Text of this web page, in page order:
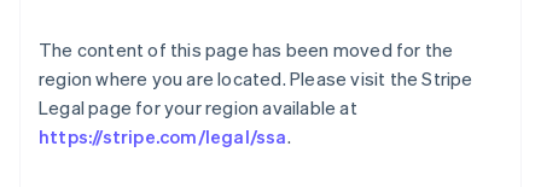
The content of this page has been moved for the
region where you are located. Please visit the Stripe
Legal page for your region available at
https://stripe.com/legal/ssa.
English
Grecia
English
Hungría